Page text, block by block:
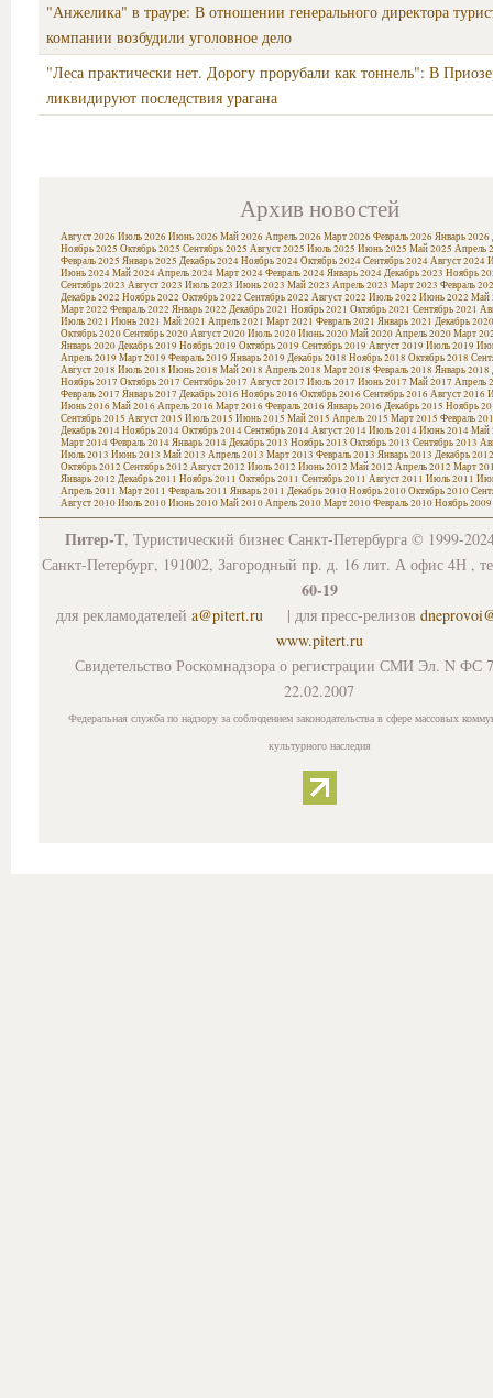
"Анжелика" в трауре: В отношении генерального директора
компании возбудили уголовное дело
"Леса практически нет. Дорогу прорубали как тоннель": В
ликвидируют последствия урагана
Архив новостей
Август 2026 Июль 2026 Июнь 2026 Май 2026 Апрель 2026 Март 2026 Февраль 2026 Январь 2026
Ноябрь 2025 Октябрь 2025 Сентябрь 2025 Август 2025 Июль 2025 Июнь 2025 Май 2025 Апрель
Февраль 2025 Январь 2025 Декабрь 2024Ноябрь 2024Октябрь 2024Сентябрь 2024Август 2024
Июнь 2024Май 2024Апрель 2024Март 2024Февраль 2024Январь 2024Декабрь 2023 Ноябрь
Сентябрь 2023 Август 2023 Июль 2023 Июнь 2023 Май 2023 Апрель 2023 Март 2023 Февраль
Декабрь 2022 Ноябрь 2022 Октябрь 2022 Сентябрь 2022 Август 2022 Июль 2022 Июнь 2022 Май
Март 2022 Февраль 2022 Январь 2022 Декабрь 2021 Ноябрь 2021 Октябрь 2021 Сентябрь 2021
Июль 2021 Июнь 2021 Май 2021 Апрель 2021 Март 2021 Февраль 2021 Январь 2021 Декабрь 2020
Октябрь 2020Сентябрь 2020Август 2020Июль 2020Июнь 2020Май 2020Апрель 2020Март
Январь 2020Декабрь 2019 Ноябрь 2019 Октябрь 2019 Сентябрь 2019 Август 2019 Июль 2019
Апрель 2019 Март 2019 Февраль 2019 Январь 2019 Декабрь 2018 Ноябрь 2018 Октябрь 2018
Август 2018 Июль 2018 Июнь 2018 Май 2018 Апрель 2018 Март 2018 Февраль 2018 Январь 2018
Ноябрь 2017 Октябрь 2017 Сентябрь 2017 Август 2017 Июль 2017 Июнь 2017 Май 2017 Апрель
Февраль 2017 Январь 2017 Декабрь 2016 Ноябрь 2016 Октябрь 2016 Сентябрь 2016 Август 2016
Июнь 2016 Май 2016 Апрель 2016 Март 2016 Февраль 2016 Январь 2016 Декабрь 2015 Ноябрь
Сентябрь 2015 Август 2015 Июль 2015 Июнь 2015 Май 2015 Апрель 2015 Март 2015 Февраль
Декабрь 2014Ноябрь 2014Октябрь 2014Сентябрь 2014Август 2014Июль 2014Июнь 2014Май
Март 2014Февраль 2014Январь 2014Декабрь 2013 Ноябрь 2013 Октябрь 2013 Сентябрь 2013
Июль 2013 Июнь 2013 Май 2013 Апрель 2013 Март 2013 Февраль 2013 Январь 2013 Декабрь 2012
Октябрь 2012 Сентябрь 2012 Август 2012 Июль 2012 Июнь 2012 Май 2012 Апрель 2012 Март
Январь 2012 Декабрь 2011 Ноябрь 2011 Октябрь 2011 Сентябрь 2011 Август 2011 Июль 2011
Апрель 2011 Март 2011 Февраль 2011 Январь 2011 Декабрь 2010Ноябрь 2010Октябрь 2010
Август 2010Июль 2010Июнь 2010Май 2010Апрель 2010Март 2010Февраль 2010Ноябрь 2009
Питер-Т, Туристический бизнес Санкт-Петербурга © 1999-
Санкт-Петербург, 191002, Загородный пр. д. 16 лит. А офис 4Н ,
60-19
для рекламодателей a@pitert.ru | для пресс-релизов
www.pitert.ru
Свидетельство Роскомнадзора о регистрации СМИ Эл. N ФС
22.02.2007
Федеральная служба по надзору за соблюдением законодательства в сфере массовых
культурного наследия